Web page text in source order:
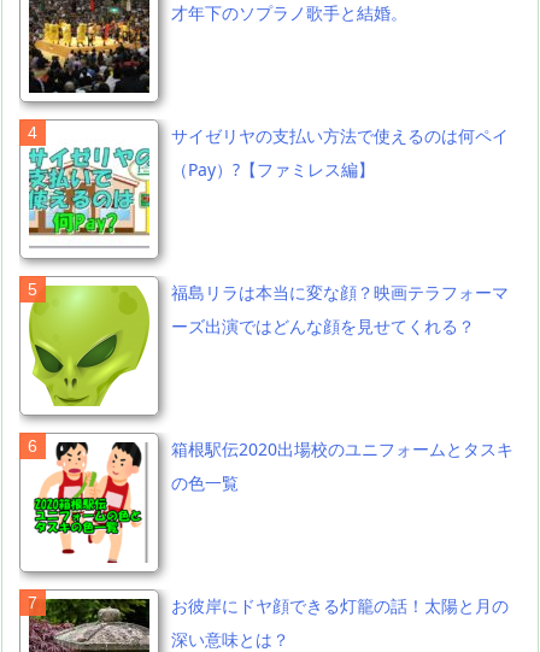
才年下のソプラノ歌手と結婚。
サイゼリヤの支払い方法で使えるのは何ペイ
（Pay）?【ファミレス編】
福島リラは本当に変な顔？映画テラフォーマ
ーズ出演ではどんな顔を見せてくれる？
箱根駅伝2020出場校のユニフォームとタスキ
の色一覧
お彼岸にドヤ顔できる灯籠の話！太陽と月の
深い意味とは？